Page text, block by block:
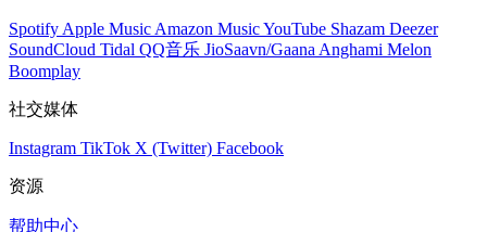
Spotify Apple Music Amazon MusicYouTube Shazam Deezer
SoundCloud Tidal QQ音乐 JioSaavn/Gaana Anghami Melon
Boomplay
社交媒体
Instagram TikTok X (Twitter) Facebook
资源
帮助中心